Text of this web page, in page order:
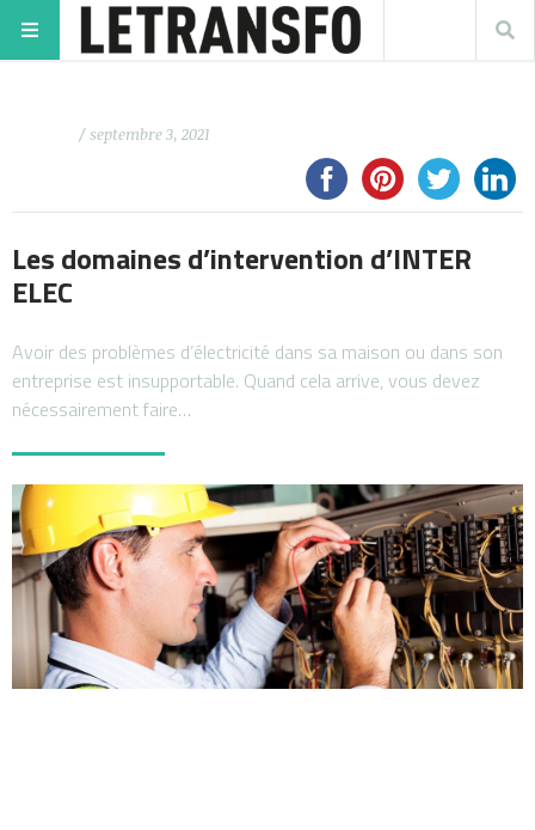
/ septembre 3, 2021
Les domaines d’intervention d’INTER
ELEC
Avoir des problèmes d’électricité dans sa maison ou dans son
entreprise est insupportable. Quand cela arrive, vous devez
nécessairement faire…